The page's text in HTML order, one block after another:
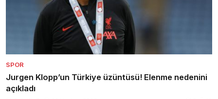
SPOR
Jurgen Klopp’un Türkiye üzüntüsü! Elenme nedenini
açıkladı